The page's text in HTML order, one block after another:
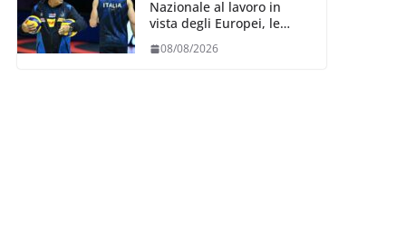
Nazionale al lavoro in
vista degli Europei, le
Ferdinando De Giorgi
08/08/2026